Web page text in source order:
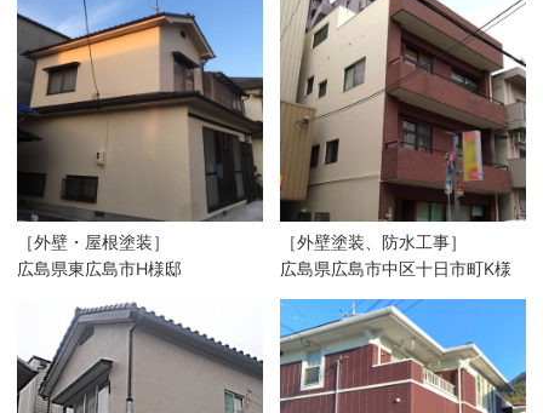
［外壁・屋根塗装］
広島県東広島市H様邸
［外壁塗装、防水工事］
広島県広島市中区十日市町K様